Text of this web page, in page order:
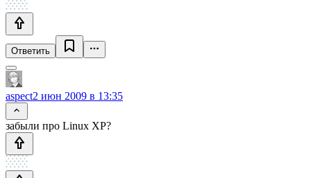
Ответить
aspect2 июн 2009 в 13:35
забыли про Linux XP?